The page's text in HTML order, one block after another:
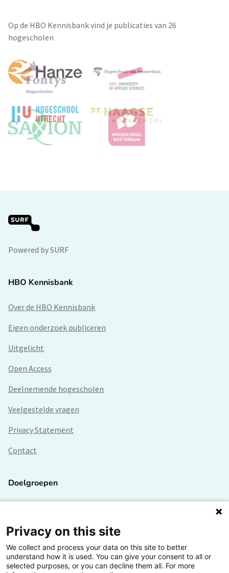
Op de HBO Kennisbank vind je publicaties van 26
hogescholen
Powered by SURF
HBO Kennisbank
Over de HBO Kennisbank
Eigen onderzoek publiceren
Uitgelicht
Open Access
Deelnemende hogescholen
Veelgestelde vragen
Privacy Statement
Contact
Doelgroepen
Lectoren en onderzoekers
Bedrijven
Hogescholen
Privacy on this site
We collect and process your data on this site to better
understand how it is used. You can give your consent to all or
selected purposes, or you can decline them all. For more